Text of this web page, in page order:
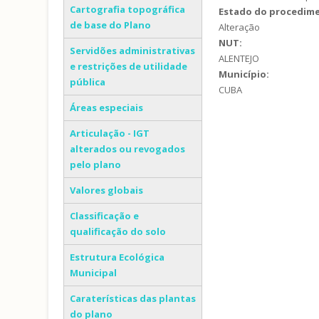
Cartografia topográfica
de base do Plano
Servidões administrativas
e restrições de utilidade
pública
Áreas especiais
Articulação - IGT
alterados ou revogados
pelo plano
Valores globais
Classificação e
qualificação do solo
Estrutura Ecológica
Municipal
Caraterísticas das plantas
do plano
Estado do
Alteração
NUT:
ALENTEJO
Município:
CUBA